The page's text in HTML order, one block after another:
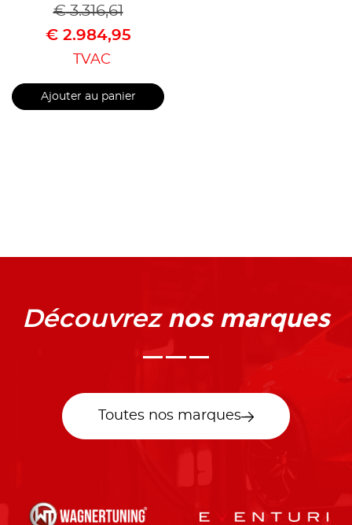
€3.316,61
€2.984,95
TVAC
Ajouter au panier
Découvrez nos marques
Toutes nos marques